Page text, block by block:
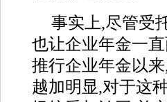
事实上,尽管受
也让企业年金一
推行企业年金以
越加明显,对于这